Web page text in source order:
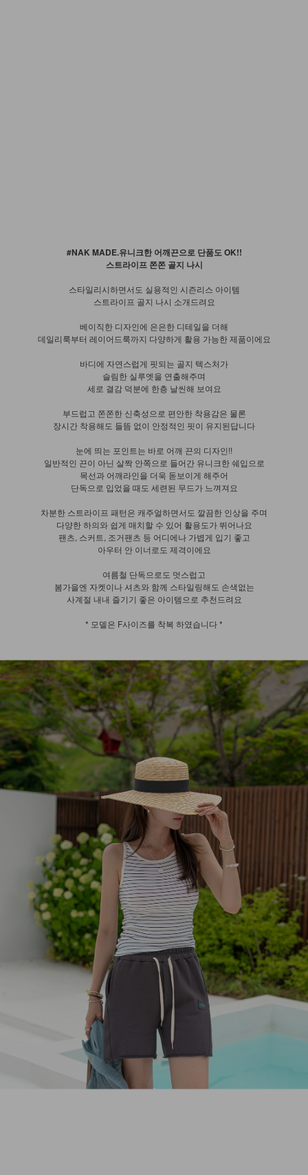
#NAK MADE.유니크한 어깨끈으로 단품도 OK!!
스트라이프 쫀쫀 골지 나시
스타일리시하면서도 실용적인 시즌리스 아이템
스트라이프 골지 나시 소개드려요
베이직한 디자인에 은은한 디테일을 더해
데일리룩부터 레이어드룩까지 다양하게 활용 가능한 제품이에요
바디에 자연스럽게 핏되는 골지 텍스처가
슬림한 실루엣을 연출해주며
세로 결감 덕분에 한층 날씬해 보여요
부드럽고 쫀쫀한 신축성으로 편안한 착용감은 물론
장시간 착용해도 들뜸 없이 안정적인 핏이 유지된답니다
눈에 띄는 포인트는 바로 어깨 끈의 디자인!!
일반적인 끈이 아닌 살짝 안쪽으로 들어간 유니크한 쉐입으로
목선과 어깨라인을 더욱 돋보이게 해주어
단독으로 입었을 때도 세련된 무드가 느껴져요
차분한 스트라이프 패턴은 캐주얼하면서도 깔끔한 인상을 주며
다양한 하의와 쉽게 매치할 수 있어 활용도가 뛰어나요
팬츠, 스커트, 조거팬츠 등 어디에나 가볍게 입기 좋고
아우터 안 이너로도 제격이에요
여름철 단독으로도 멋스럽고
봄가을엔 자켓이나 셔츠와 함께 스타일링해도 손색없는
사계절 내내 즐기기 좋은 아이템으로 추천드려요
* 모델은 F사이즈를 착복 하였습니다 *